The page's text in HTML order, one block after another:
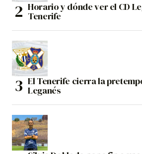
Horario y dónde ver el CD
Tenerife
El Tenerife cierra la
Leganés